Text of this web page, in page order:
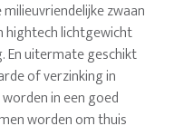
zwaan
hightech lichtgewicht
En uitermate geschikt
of verzinking in
in een goed
worden om thuis